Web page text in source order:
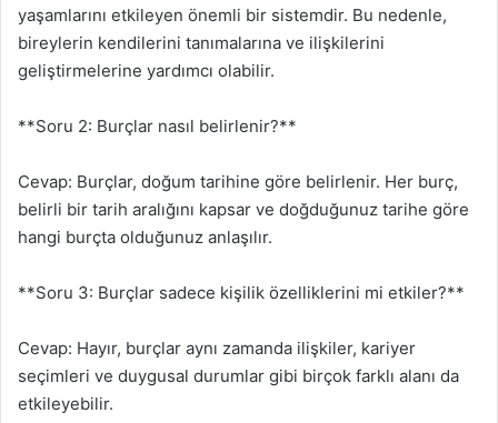
yaşamlarını etkileyen önemli bir sistemdir. Bu nedenle,
bireylerin kendilerini tanımalarına ve ilişkilerini
geliştirmelerine yardımcı olabilir.
**Soru 2: Burçlar nasıl belirlenir?**
Cevap: Burçlar, doğum tarihine göre belirlenir. Her burç,
belirli bir tarih aralığını kapsar ve doğduğunuz tarihe göre
hangi burçta olduğunuz anlaşılır.
**Soru 3: Burçlar sadece kişilik özelliklerini mi etkiler?**
Cevap: Hayır, burçlar aynı zamanda ilişkiler, kariyer
seçimleri ve duygusal durumlar gibi birçok farklı alanı da
etkileyebilir.